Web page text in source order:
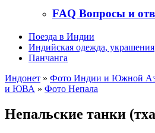
FAQ Вопросы и
Поезда в Индии
Индийская одежда, украшения
Панчанга
Индонет » Фото Индии и Южной
и ЮВА » Фото Непала
Непальские танки